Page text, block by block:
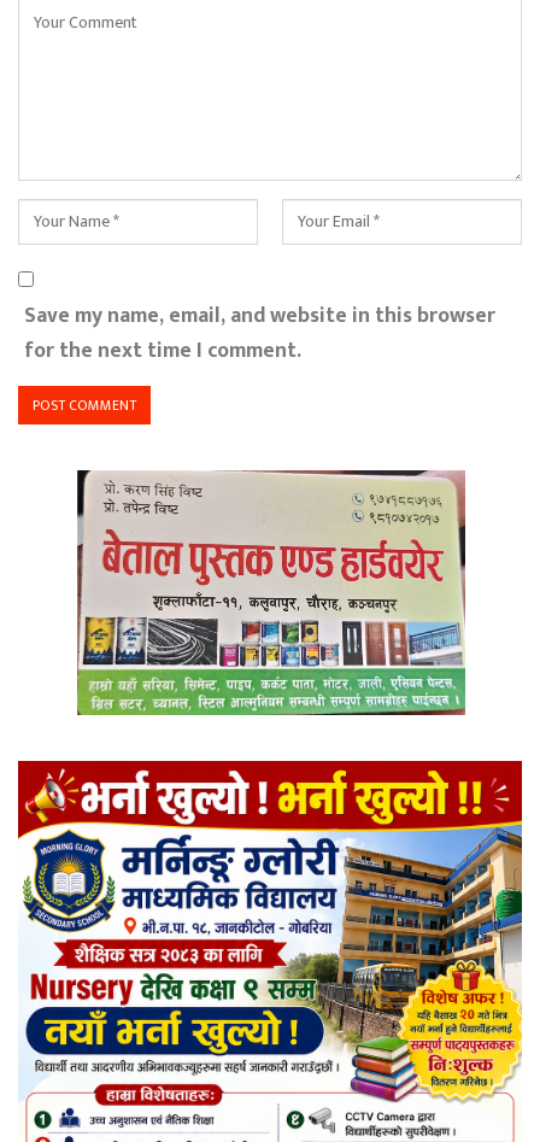
Save my name, email, and website in this browser
for the next time I comment.